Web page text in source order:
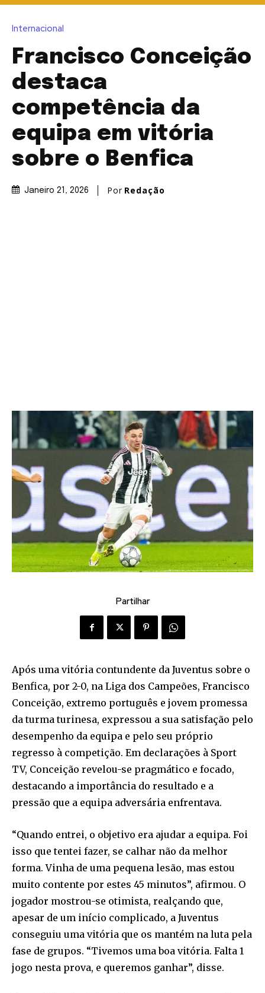
Internacional
Francisco Conceição
destaca
competência da
equipa em vitória
sobre o Benfica
Janeiro 21, 2026 Por Redação
Partilhar
Após uma vitória contundente da Juventus sobre o
Benfica, por 2-0, na Liga dos Campeões, Francisco
Conceição, extremo português e jovem promessa
da turma turinesa, expressou a sua satisfação pelo
desempenho da equipa e pelo seu próprio
regresso à competição. Em declarações à Sport
TV, Conceição revelou-se pragmático e focado,
destacando a importância do resultado e a
pressão que a equipa adversária enfrentava.
“Quando entrei, o objetivo era ajudar a equipa. Foi
isso que tentei fazer, se calhar não da melhor
forma. Vinha de uma pequena lesão, mas estou
muito contente por estes 45 minutos”, afirmou. O
jogador mostrou-se otimista, realçando que,
apesar de um início complicado, a Juventus
conseguiu uma vitória que os mantém na luta pela
fase de grupos. “Tivemos uma boa vitória. Falta 1
jogo nesta prova, e queremos ganhar”, disse.